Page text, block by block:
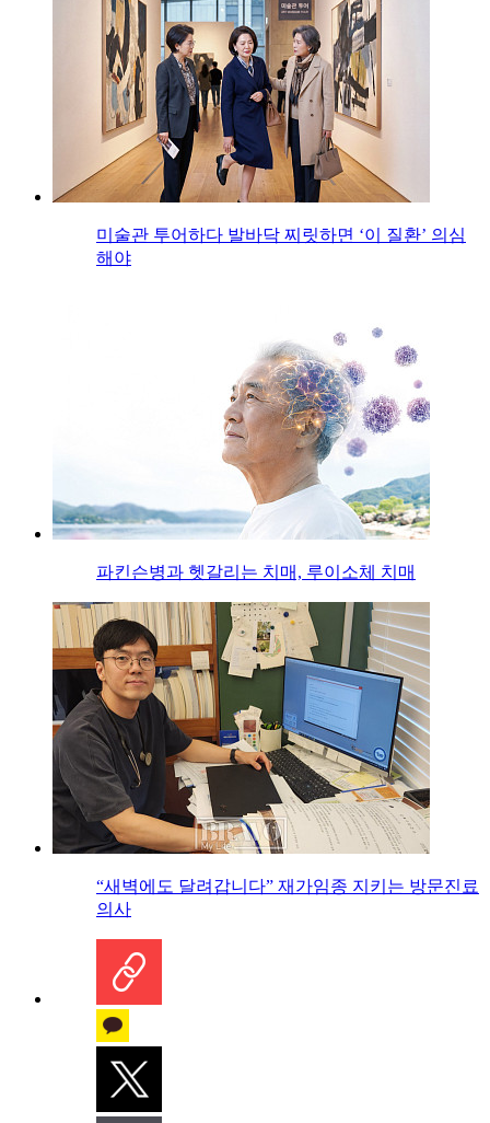
미술관 투어하다 발바닥 찌릿하면 ‘이 질환’ 의심
해야
파킨슨병과 헷갈리는 치매, 루이소체 치매
“새벽에도 달려갑니다” 재가임종 지키는 방문진료
의사